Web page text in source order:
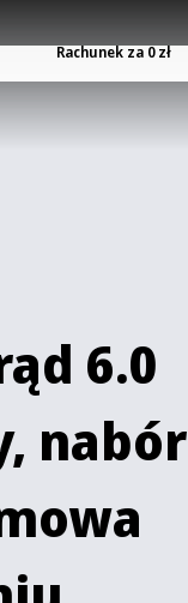
Rachunek za 0 zł
6.0
nabór